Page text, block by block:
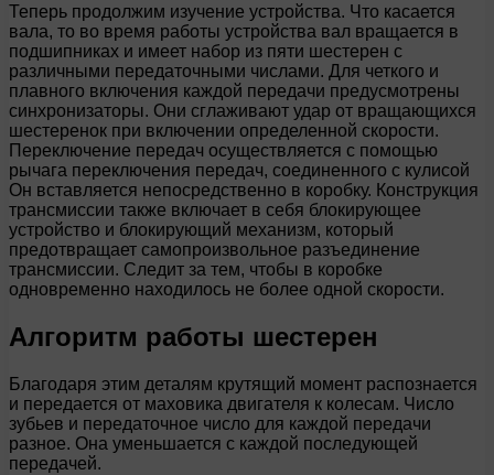
Теперь продолжим изучение устройства. Что касается
вала, то во время работы устройства вал вращается в
подшипниках и имеет набор из пяти шестерен с
различными передаточными числами. Для четкого и
плавного включения каждой передачи предусмотрены
синхронизаторы. Они сглаживают удар от вращающихся
шестеренок при включении определенной скорости.
Переключение передач осуществляется с помощью
рычага переключения передач, соединенного с кулисой
Он вставляется непосредственно в коробку. Конструкция
трансмиссии также включает в себя блокирующее
устройство и блокирующий механизм, который
предотвращает самопроизвольное разъединение
трансмиссии. Следит за тем, чтобы в коробке
одновременно находилось не более одной скорости.
Алгоритм работы шестерен
Благодаря этим деталям крутящий момент распознается
и передается от маховика двигателя к колесам. Число
зубьев и передаточное число для каждой передачи
разное. Она уменьшается с каждой последующей
передачей.